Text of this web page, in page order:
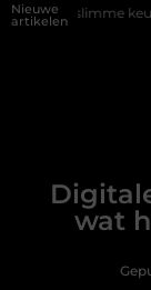
Nieuwe
artikelen
keuzes
wat